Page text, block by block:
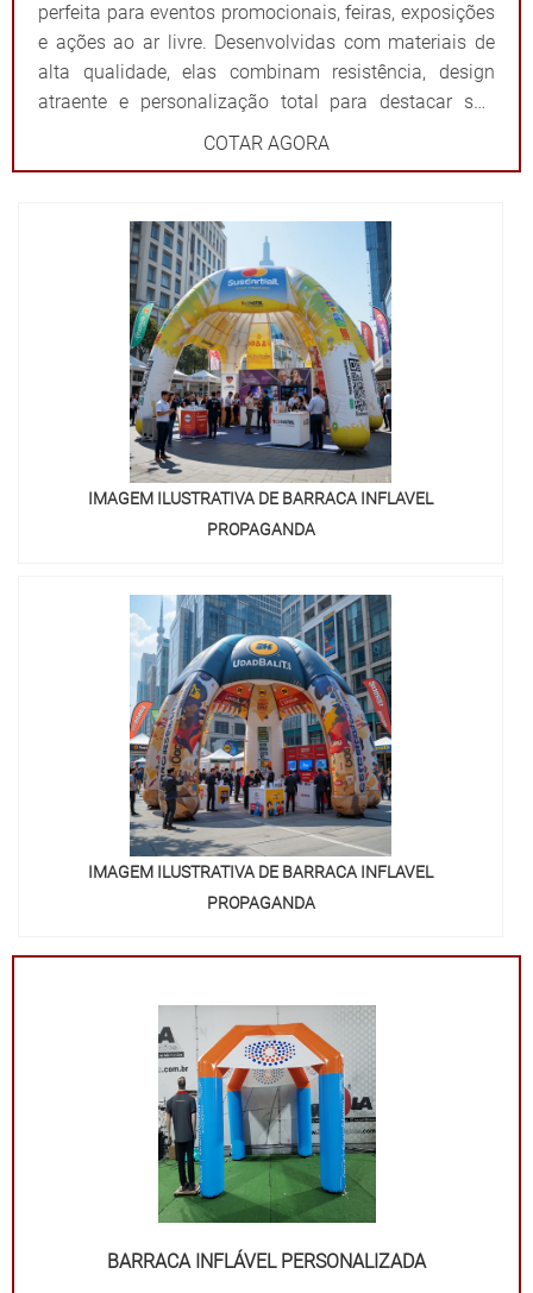
perfeita para eventos promocionais, feiras, exposições
e ações ao ar livre. Desenvolvidas com materiais de
alta qualidade, elas combinam resistência, design
atraente e personalização total para destacar sua
marca de forma impactante. Cada tenda é projetada
estratégicas para a aplicação do logotipo ou
mensagem. Além de proteger contra sol ou chuva,
elas criam um ponto de referência visual que atrai o
público e fortalece sua presença em qualquer evento.
Por que escolher as tendas infláveis da 3D Mídia
impressões exclusivas. Praticidade: Fácil transporte,
montagem e desmontagem. Durabilidade: Feitas com
materiais resistentes para uso frequente. Impacto
visual: Garantem destaque em meio a qualquer
cenário. Dê destaque à sua marca e torne seu evento
COTAR AGORA
IMAGEM ILUSTRATIVA DE BARRACA INFLAVEL
PROPAGANDA
IMAGEM ILUSTRATIVA DE BARRACA INFLAVEL
PROPAGANDA
BARRACA INFLÁVEL PERSONALIZADA